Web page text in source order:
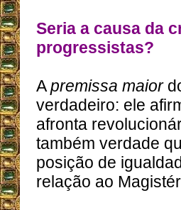
Seria a causa da
progressistas?
Apremissa maior
verdadeiro: ele
afronta
também verdade
posição de
relação ao